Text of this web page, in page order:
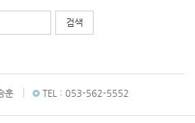
훈 TEL : 053-562-5552